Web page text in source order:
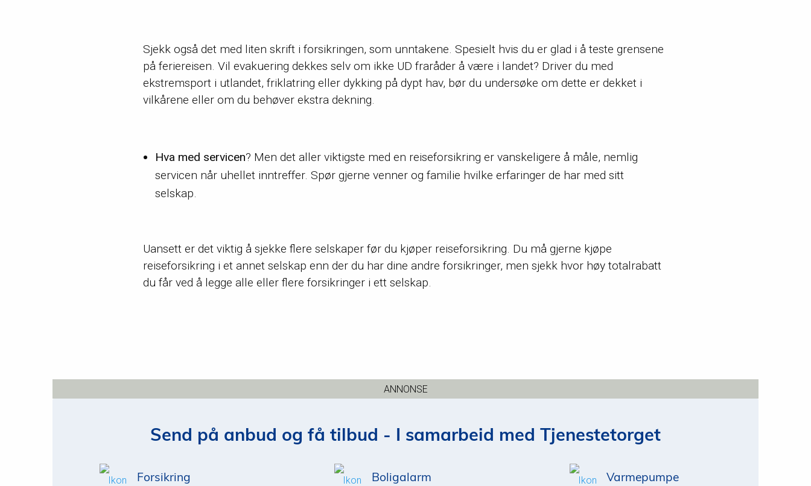
Sjekk også det med liten skrift i forsikringen, som unntakene. Spesielt hvis du er glad i å teste grensene
på feriereisen. Vil evakuering dekkes selv om ikke UD fraråder å være i landet? Driver du med
ekstremsport i utlandet, friklatring eller dykking på dypt hav, bør du undersøke om dette er dekket i
vilkårene eller om du behøver ekstra dekning.
Hva med servicen? Men det aller viktigste med en reiseforsikring er vanskeligere å måle, nemlig
servicen når uhellet inntreffer. Spør gjerne venner og familie hvilke erfaringer de har med sitt
selskap.
Uansett er det viktig å sjekke flere selskaper før du kjøper reiseforsikring. Du må gjerne kjøpe
reiseforsikring i et annet selskap enn der du har dine andre forsikringer, men sjekk hvor høy totalrabatt
du får ved å legge alle eller flere forsikringer i ett selskap.
ANNONSE
Send på anbud og få tilbud - I samarbeid med Tjenestetorget
Forsikring Boligalarm Varmepumpe